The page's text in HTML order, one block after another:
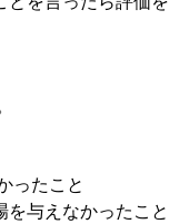
ったこと
を与えなかったこと